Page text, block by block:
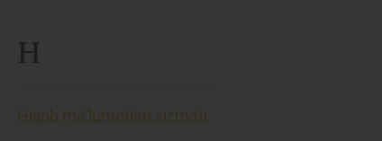
H
Hisob ma’lumotlari xizmati